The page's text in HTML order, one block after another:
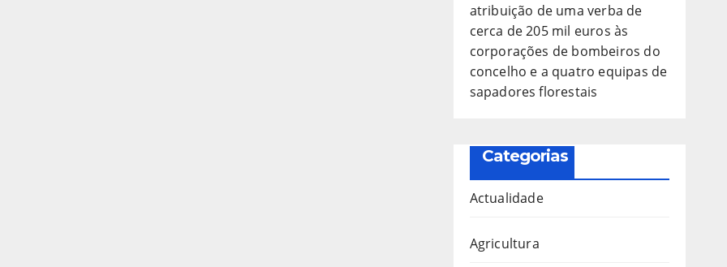
atribuição de uma verba de
cerca de 205 mil euros às
corporações de bombeiros do
concelho e a quatro equipas de
sapadores florestais
Categorias
Actualidade
Agricultura